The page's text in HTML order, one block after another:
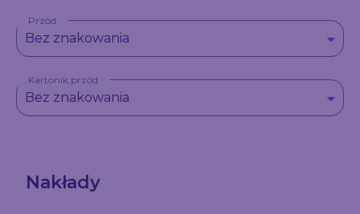
Przód
Bez znakowania
Kartonik przód
Bez znakowania
Nakłady